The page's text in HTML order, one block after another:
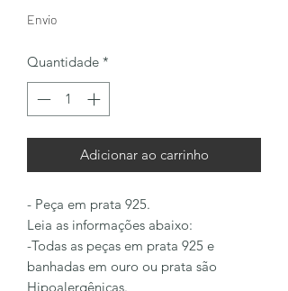
Envio
Quantidade *
Adicionar ao carrinho
- Peça em prata 925.
Leia as informações abaixo:
-Todas as peças em prata 925 e
banhadas em ouro ou prata são
Hipoalergênicas.